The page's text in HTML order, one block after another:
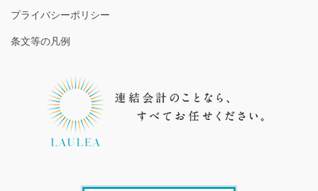
プライバシーポリシー
条文等の凡例